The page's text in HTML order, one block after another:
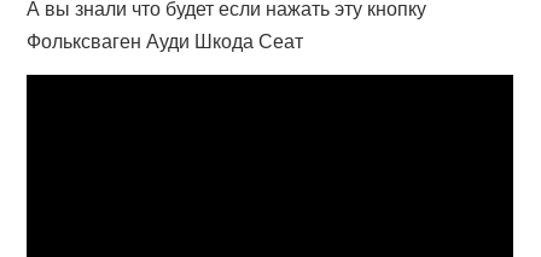
А вы знали что будет если нажать эту кнопку
Фольксваген Ауди Шкода Сеат